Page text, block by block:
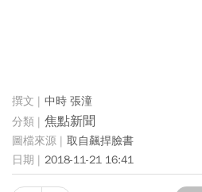
中時 張潼
焦點新聞
取自飆捍臉書
2018-11-21 16:41